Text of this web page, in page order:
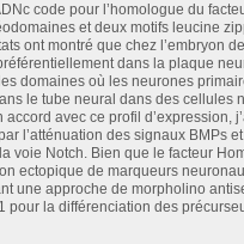
code pour l’homologue du
et deux motifs leucine
ont montré que chez l’embryon
dans la plaque
domaines où les neurones
le tube neural dans des cellules
avec ce profil d’expression,
l’atténuation des signaux BMPs
voie Notch. Bien que le facteur
ectopique de marqueurs
une approche de morpholino
pour la différenciation des